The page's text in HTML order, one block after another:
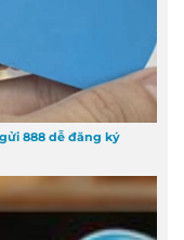
888 dễ đăng ký